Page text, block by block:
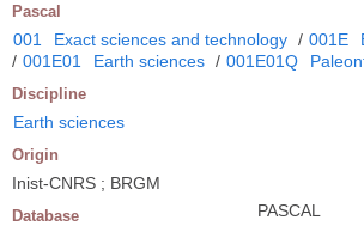
Pascal
001 Exact sciences and technology / 001E
/ 001E01 Earth sciences / 001E01Q
Discipline
Earth sciences
Origin
Inist-CNRS ; BRGM
Database PASCAL